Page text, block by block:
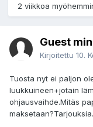
2 viikkoa
Guest
Kirjoitettu 10.
Tuosta nyt ei paljon
luukkuineen+jotain
ohjausvaihde.Mitäs